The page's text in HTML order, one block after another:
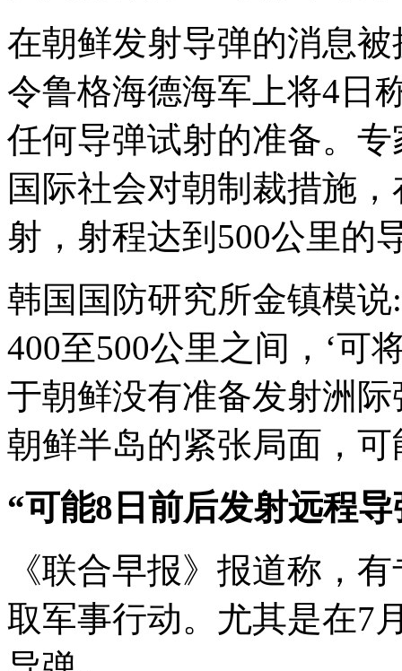
在朝鲜发射导弹的消息
令鲁格海德海军上将4日
任何导弹试射的准备。
国际社会对朝制裁措施
射，射程达到500公里的
韩国国防研究所金镇模
400至500公里之间，‘可
于朝鲜没有准备发射洲
朝鲜半岛的紧张局面，
“可能8日前后发射远程导
《联合早报》报道称，
取军事行动。尤其是在7